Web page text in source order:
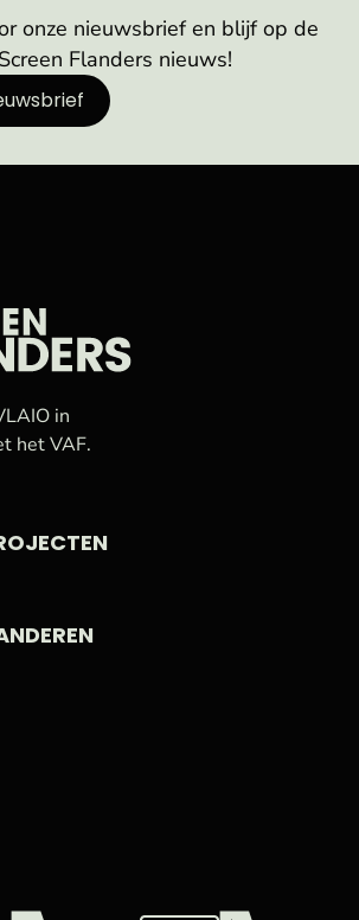
onze nieuwsbrief en blijf op de
Flanders nieuws!
in
het VAF.